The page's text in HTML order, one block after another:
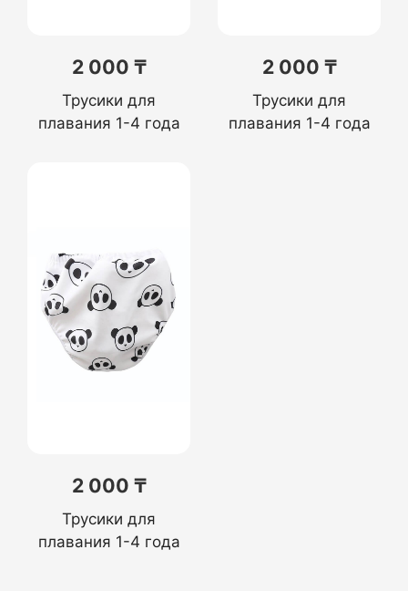
2 000 ₸
Трусики для
плавания 1-4 года
2 000 ₸
Трусики для
плавания 1-4 года
2 000 ₸
Трусики для
плавания 1-4 года